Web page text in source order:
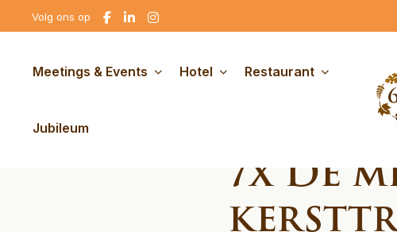
Volg ons op
Ga
naar
Ga
naar
Ga
naar
Meetings & Events Hotel Restaurant
Jubileum 7x De
7x De